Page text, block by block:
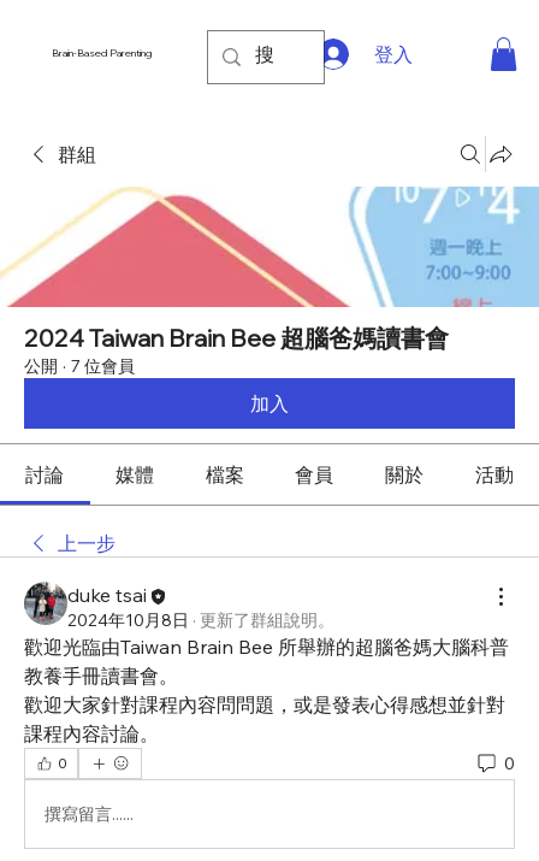
Brain-Based Parenting 登入
群組
2024 Taiwan Brain Bee 超腦爸媽讀書會
公開 · 7 位會員
加入
討論 媒體 檔案 會員 關於 活動
上一步
duke tsai
2024年10月8日 · 更新了群組說明。
歡迎光臨由Taiwan Brain Bee 所舉辦的超腦爸媽大腦科普
教養手冊讀書會。
歡迎大家針對課程內容問問題，或是發表心得感想並針對
課程內容討論。
0 0
撰寫留言......